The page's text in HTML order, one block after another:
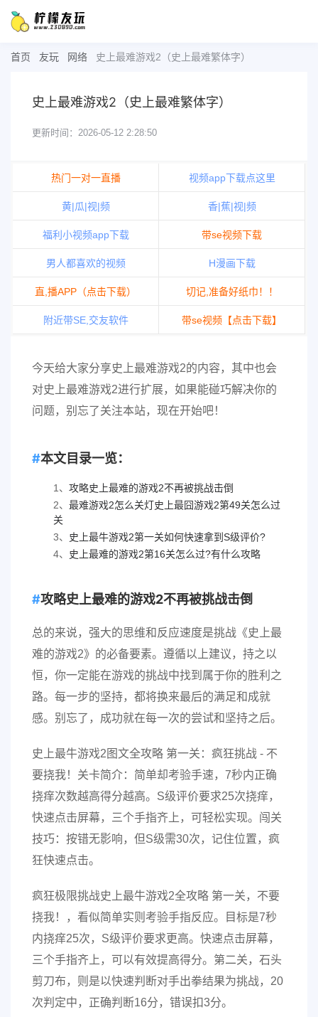
首页 友玩 网络 史上最难游戏2（史上最难繁体字）
史上最难游戏2（史上最难繁体字）
更新时间：2026-05-12 2:28:50
热门一对一直播 视频app下载点这里
黄|瓜|视|频 香|蕉|视|频
福利小视频app下载 带se视频下载
男人都喜欢的视频 H漫画下载
直,播APP（点击下载） 切记,准备好纸巾！！
附近带SE,交友软件 带se视频【点击下载】
今天给大家分享史上最难游戏2的内容，其中也会
对史上最难游戏2进行扩展，如果能碰巧解决你的
问题，别忘了关注本站，现在开始吧！
本文目录一览：
1、 攻略史上最难的游戏2不再被挑战击倒
2、 最难游戏2怎么关灯史上最囧游戏2第49关怎么过
关
3、 史上最牛游戏2第一关如何快速拿到S级评价?
4、 史上最难的游戏2第16关怎么过?有什么攻略
攻略史上最难的游戏2不再被挑战击倒
总的来说，强大的思维和反应速度是挑战《史上最
难的游戏2》的必备要素。遵循以上建议，持之以
恒，你一定能在游戏的挑战中找到属于你的胜利之
路。每一步的坚持，都将换来最后的满足和成就
感。别忘了，成功就在每一次的尝试和坚持之后。
史上最牛游戏2图文全攻略 第一关：疯狂挑战 - 不
要挠我！关卡简介：简单却考验手速，7秒内正确
挠痒次数越高得分越高。S级评价要求25次挠痒，
快速点击屏幕，三个手指齐上，可轻松实现。闯关
技巧：按错无影响，但S级需30次，记住位置，疯
狂快速点击。
疯狂极限挑战史上最牛游戏2全攻略 第一关，不要
挠我！，看似简单实则考验手指反应。目标是7秒
内挠痒25次，S级评价要求更高。快速点击屏幕，
三个手指齐上，可以有效提高得分。第二关，石头
剪刀布，则是以快速判断对手出拳结果为挑战，20
次判定中，正确判断16分，错误扣3分。